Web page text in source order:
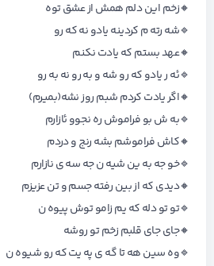
🔸زخم این دلم همش از عشق توه
🔹شه رته م کردینه یادو نه که رو
🔸عهد بستم که یادت نکنم
🔹ئه ر یادو که رو شه و به رو نه به رو
🔸اگر یادت کردم شبم روز نشه(بمیرم)
🔹به ش بو فراموش ره نجوو ئازارم
🔸کاش فراموشم بشه رنج و دردم
🔹خو جه به ین شیه ن جه سه ی نازارم
🔸دیدی که از بین رفته جسم و تن عزیزم
🔹تو تو دله که یم زامو توش پیوه ن
🔸جای جای قلبم زخم تو روشه
🔹وه سین هه تا گه ی په یت که رو شیوه ن